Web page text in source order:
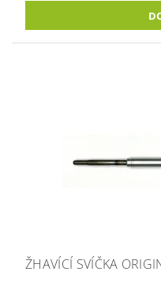
ŽHAVÍCÍ SVÍČKA